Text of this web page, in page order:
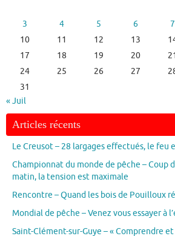
3
4 5 6 7
10
11 12 13
17
18 19 20
24
25 26 27
31
« Juil
Articles récents
Le Creusot – 28 largages effectués, le feu
Championnat du monde de pêche – Coup
matin, la tension est maximale
Rencontre – Quand les bois de Pouilloux
Mondial de pêche – Venez vous essayer à
Saint-Clément-sur-Guye – « Comprendre